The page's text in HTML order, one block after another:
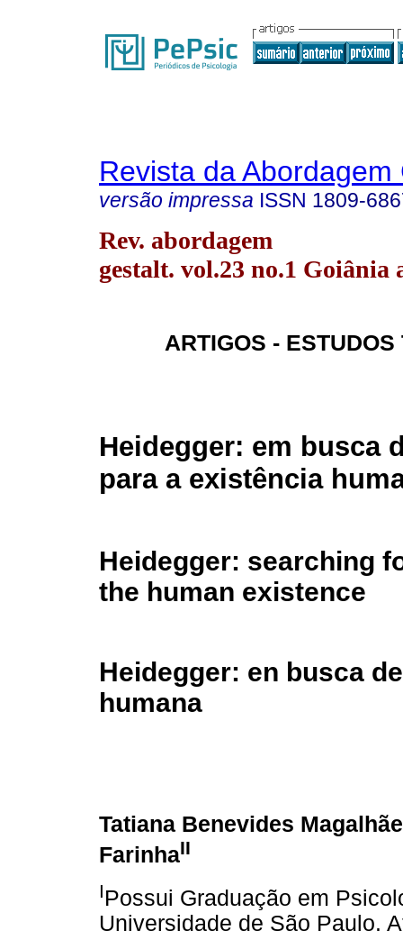
Revista da Abordagem
versão impressa ISSN 1809-
Rev. abordagem
gestalt. vol.23 no.1 Goiânia
ARTIGOS - ESTUDOS
Heidegger: em busca
para a existência
Heidegger: searching
the human existence
Heidegger: en busca
humana
Tatiana Benevides
FarinhaII
IPossui Graduação em
Universidade de São Paulo.